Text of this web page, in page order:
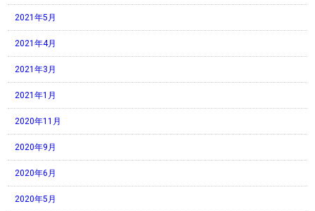
2021年5月
2021年4月
2021年3月
2021年1月
2020年11月
2020年9月
2020年6月
2020年5月